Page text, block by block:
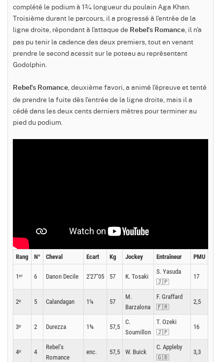
complété le podium à 1¾ longueur du poulain Aga Khan.
Troisième durant le parcours, il a progressé à l'entrée de la
ligne droite, répondant à l'attaque de Rebel's Romance, il n'a
pas pu tenir la cadence des deux premiers, tout en venant
prendre le second acessit sur le poteau au représentant
Godolphin.
Rebel's Romance, deuxième favori, a animé l'épreuve et tenté
de prendre la fuite dès l'entrée de la ligne droite, mais il a
cédé dans les deux cents derniers mètres pour terminer au
pied du podium.
Rang N° Cheval Ecart Kg Jockey Entraîneur PMU
1ᵉʳ 6 Danon Decile 2'27"05 57 K. Tosaki
S. Yasuda
🇯🇵
17
2ᵉ 5 Calandagan 1¼ 57
M.
Barzalona
F. Graffard
🇫🇷
2,5
3ᵉ 2 Durezza 1¾ 57,5
C.
Soumillon
T. Ozeki
🇯🇵
16
4ᵉ 4
Rebel's
Romance
enc. 57,5 W. Buick
C. Appleby
🇬🇧
3,3